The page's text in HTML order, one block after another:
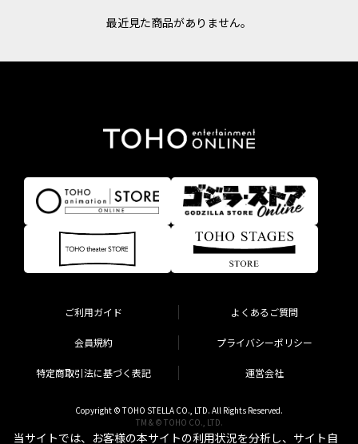
最近見た商品がありません。
ご利用ガイド よくあるご質問
会員規約 プライバシーポリシー
特定商取引法に基づく表記 運営会社
Copyright © TOHO STELLA CO., LTD. All Rights Reserved.
TM & © TOHO CO., LTD.
当サイトでは、お客様の本サイトの利用状況を分析し、サイト自